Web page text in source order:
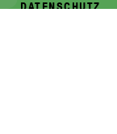
DATENSCHUTZ